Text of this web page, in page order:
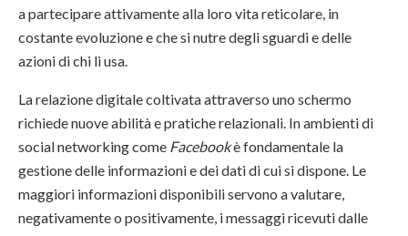
a partecipare attivamente alla loro vita reticolare, in
costante evoluzione e che si nutre degli sguardi e delle
azioni di chi li usa.
La relazione digitale coltivata attraverso uno schermo
richiede nuove abilità e pratiche relazionali. In ambienti di
social networking come Facebookè fondamentale la
gestione delle informazioni e dei dati di cui si dispone. Le
maggiori informazioni disponibili servono a valutare,
negativamente o positivamente, i messaggi ricevuti dalle